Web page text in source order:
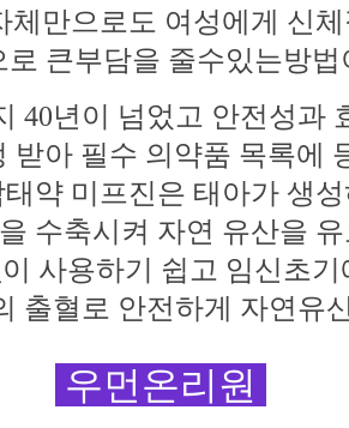
체만으로도 여성에게 신
로 큰부담을 줄수있는방법
40년이 넘었고 안전성과
받아 필수 의약품 목록에
태약 미프진은 태아가 생
수축시켜 자연 유산을
사용하기 쉽고 임신초기
출혈로 안전하게 자연유
우먼온리원